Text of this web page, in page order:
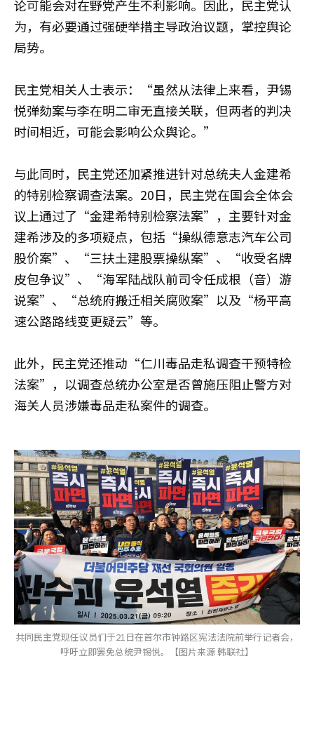
论可能会对在野党产生不利影响。因此，民主党认
为，有必要通过强硬举措主导政治议题，掌控舆论
局势。
民主党相关人士表示：“虽然从法律上来看，尹锡
悦弹劾案与李在明二审无直接关联，但两者的判决
时间相近，可能会影响公众舆论。”
与此同时，民主党还加紧推进针对总统夫人金建希
的特别检察调查法案。20日，民主党在国会全体会
议上通过了“金建希特别检察法案”，主要针对金
建希涉及的多项疑点，包括“操纵德意志汽车公司
股价案”、“三扶土建股票操纵案”、“收受名牌
皮包争议”、“海军陆战队前司令任成根（音）游
说案”、“总统府搬迁相关腐败案”以及“杨平高
速公路路线变更疑云”等。
此外，民主党还推动“仁川毒品走私调查干预特检
法案”，以调查总统办公室是否曾施压阻止警方对
海关人员涉嫌毒品走私案件的调查。
共同民主党现任议员们于21日在首尔市钟路区宪法法院前举行记者会，
呼吁立即罢免总统尹锡悦。【图片来源 韩联社】